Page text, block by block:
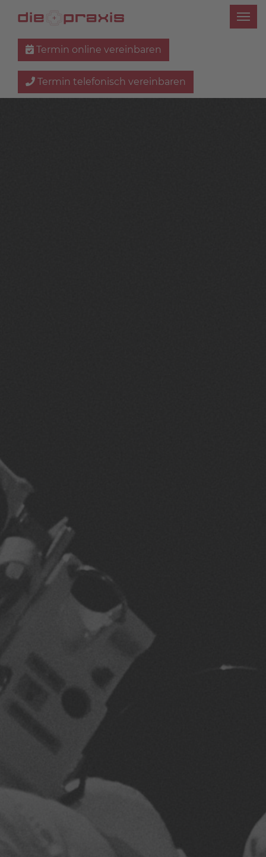
Termin online vereinbaren
Termin telefonisch vereinbaren